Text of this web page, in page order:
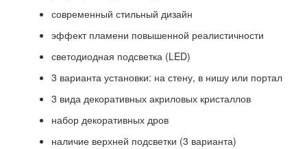
современный стильный дизайн
эффект пламени повышенной реалистичности
светодиодная подсветка (LED)
3 варианта установки: на стену, в нишу или портал
3 вида декоративных акриловых кристаллов
набор декоративных дров
наличие верхней подсветки (3 варианта)